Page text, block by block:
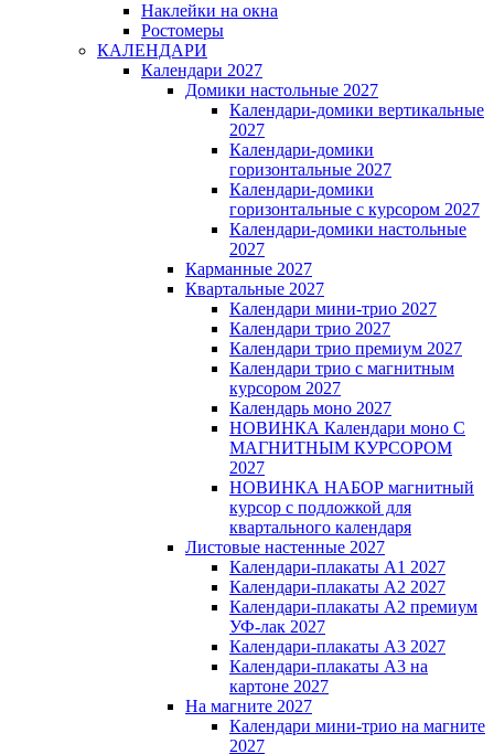
Наклейки на окна
Ростомеры
КАЛЕНДАРИ
Календари 2027
Домики настольные 2027
Календари-домики вертикальные
2027
Календари-домики
горизонтальные 2027
Календари-домики
горизонтальные с курсором 2027
Календари-домики настольные
2027
Карманные 2027
Квартальные 2027
Календари мини-трио 2027
Календари трио 2027
Календари трио премиум 2027
Календари трио с магнитным
курсором 2027
Календарь моно 2027
НОВИНКА Календари моно С
МАГНИТНЫМ КУРСОРОМ
2027
НОВИНКА НАБОР магнитный
курсор с подложкой для
квартального календаря
Листовые настенные 2027
Календари-плакаты А1 2027
Календари-плакаты А2 2027
Календари-плакаты А2 премиум
УФ-лак 2027
Календари-плакаты А3 2027
Календари-плакаты А3 на
картоне 2027
На магните 2027
Календари мини-трио на магните
2027